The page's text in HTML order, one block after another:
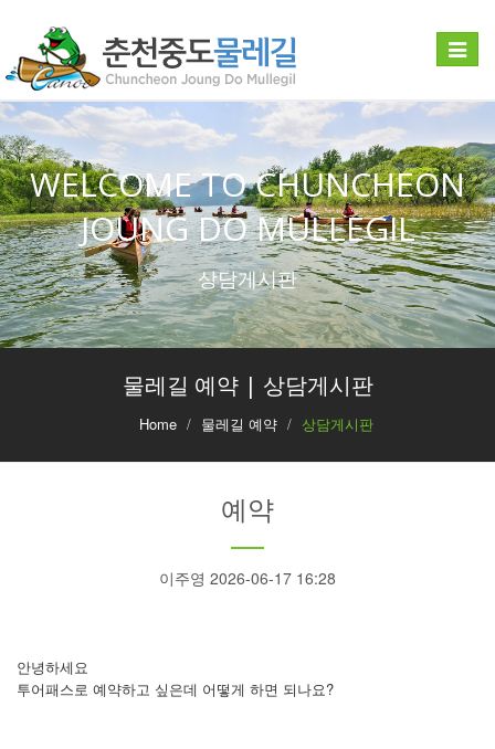
Toggle
WELCOME TO CHUNCHEON
JOUNG DO MULLEGIL
상담게시판
물레길 예약 | 상담게시판
Home 물레길 예약 상담게시판
예약
이주영 2026-06-17 16:28
안녕하세요
투어패스로 예약하고 싶은데 어떻게 하면 되나요?